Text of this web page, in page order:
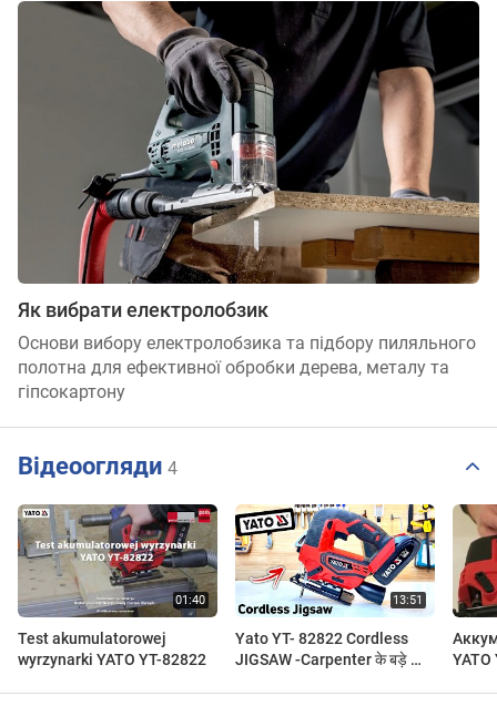
Як вибрати електролобзик
Основи вибору електролобзика та підбору пиляльного
полотна для ефективної обробки дерева, металу та
гіпсокартону
Відеоогляди 4
Test akumulatorowej
wyrzynarki YATO YT-82822
Yato YT- 82822 Cordless
JIGSAW -Carpenter के बड़े काम